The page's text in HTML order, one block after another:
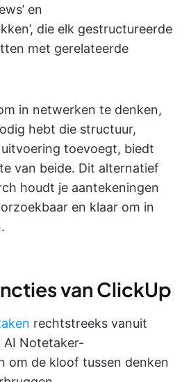
en
die elk gestructureerde
met gerelateerde
in netwerken te denken,
hebt die structuur,
toevoegt, biedt
van beide. Dit alternatief
houdt je aantekeningen
en klaar om in
van ClickUp
rechtstreeks vanuit
Notetaker-
om de kloof tussen denken